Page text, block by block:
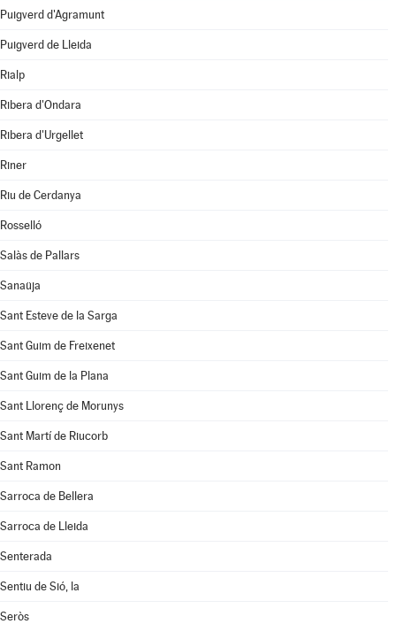
Puigverd d'Agramunt
Puigverd de Lleida
Rialp
Ribera d'Ondara
Ribera d'Urgellet
Riner
Riu de Cerdanya
Rosselló
Salàs de Pallars
Sanaüja
Sant Esteve de la Sarga
Sant Guim de Freixenet
Sant Guim de la Plana
Sant Llorenç de Morunys
Sant Martí de Riucorb
Sant Ramon
Sarroca de Bellera
Sarroca de Lleida
Senterada
Sentiu de Sió, la
Seròs